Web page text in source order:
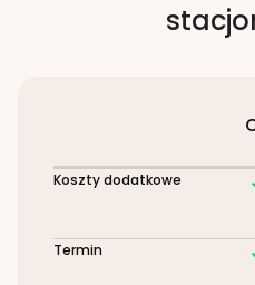
Koszty dodatkowe
Termin